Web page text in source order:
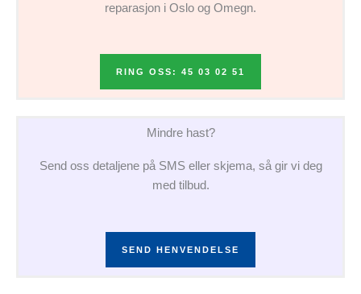
reparasjon i Oslo og Omegn.
RING OSS: 45 03 02 51
Mindre hast?
Send oss detaljene på SMS eller skjema, så gir vi deg
med tilbud.
SEND HENVENDELSE